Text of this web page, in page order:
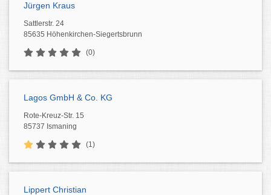
Jürgen Kraus
Sattlerstr. 24
85635 Höhenkirchen-Siegertsbrunn
(0)
Lagos GmbH & Co. KG
Rote-Kreuz-Str. 15
85737 Ismaning
(1)
Lippert Christian